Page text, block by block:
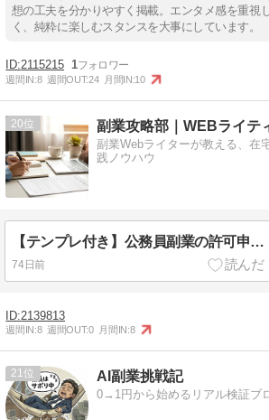
想の工夫を分かりやすく掲載。エンタメ感を重視
く、純粋に楽しむスタンスを大事にしています。
2115215 1
週間IN:8 週間OUT:24 月間IN:10
20
副業Webライターが教える、在
践ノウハウ
【テンプレ付き】公務員副業の許可申請書の書き方｜通る例文5パターンで徹底解説【2026年】
74日前
2139813
週間IN:8 週間OUT:0 月間IN:8
21 AI副業挑戦記
0→1円から始めるリアル検証ブ